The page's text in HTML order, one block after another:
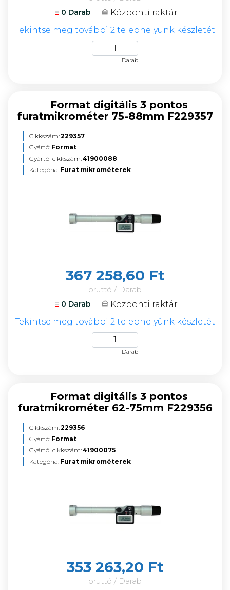
0 Darab
Központi raktár
Tekintse meg további 2 telephelyünk készletét
Darab
Format digitális 3 pontos
furatmikrométer 75-88mm F229357
Cikkszám:229357
Gyártó: Format
Gyártói cikkszám:41900088
Kategória: Furat mikrométerek
367 258,60 Ft
bruttó / Darab
0 Darab
Központi raktár
Tekintse meg további 2 telephelyünk készletét
Darab
Format digitális 3 pontos
furatmikrométer 62-75mm F229356
Cikkszám:229356
Gyártó: Format
Gyártói cikkszám:41900075
Kategória: Furat mikrométerek
353 263,20 Ft
bruttó / Darab